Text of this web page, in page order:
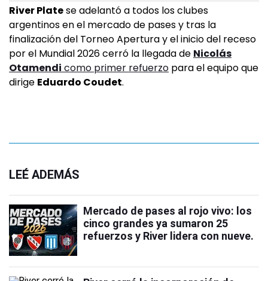
River Platese adelantó a todos los clubes
argentinos en el mercado de pases y tras la
finalización del Torneo Apertura y el inicio del receso
por el Mundial 2026 cerró la llegada de Nicolás
Otamendi como primer refuerzo para el equipo que
dirige Eduardo Coudet.
LEÉ ADEMÁS
Mercado de pases al rojo vivo: los
cinco grandes ya sumaron 25
refuerzos y River lidera con nueve.